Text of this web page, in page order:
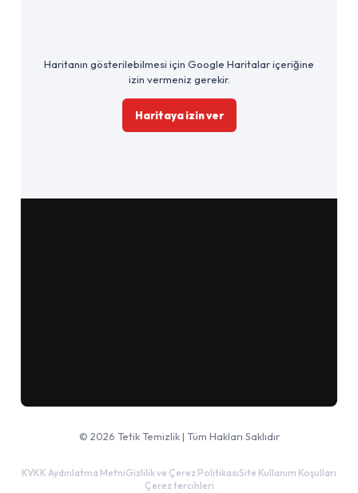
Haritanın gösterilebilmesi için Google Haritalar içeriğine
izin vermeniz gerekir.
Haritaya izin ver
© 2026 Tetik Temizlik | Tüm Hakları Saklıdır
KVKK Aydınlatma MetniGizlilik ve Çerez PolitikasıSite Kullanım Koşulları
Çerez tercihleri